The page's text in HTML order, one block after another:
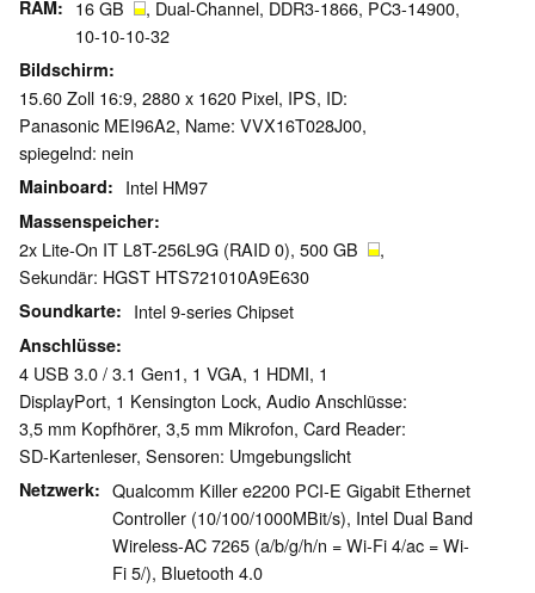
RAM 16 GB
, Dual-Channel, DDR3-1866, PC3-14900,
10-10-10-32
Bildschirm
15.60 Zoll 16:9, 2880 x 1620 Pixel, IPS, ID:
Panasonic MEI96A2, Name: VVX16T028J00,
spiegelnd: nein
Mainboard Intel HM97
Massenspeicher
2x Lite-On IT L8T-256L9G (RAID 0), 500 GB
,
Sekundär: HGST HTS721010A9E630
Soundkarte Intel 9-series Chipset
Anschlüsse
4 USB 3.0 / 3.1 Gen1, 1 VGA, 1 HDMI, 1
DisplayPort, 1 Kensington Lock, Audio Anschlüsse:
3,5 mm Kopfhörer, 3,5 mm Mikrofon, Card Reader:
SD-Kartenleser, Sensoren: Umgebungslicht
Netzwerk
Qualcomm Killer e2200 PCI-E Gigabit Ethernet
Controller (10/100/1000MBit/s), Intel Dual Band
Wireless-AC 7265 (a/b/g/h/n = Wi-Fi 4/ac = Wi-
Fi 5/), Bluetooth 4.0